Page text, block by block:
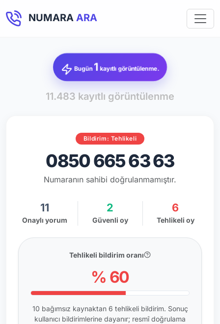
NUMARA ARA
Bugün1 kayıtlı görüntülenme.
11.483 kayıtlı görüntülenme
Bildirim: Tehlikeli
0850 665 63 63
Numaranın sahibi doğrulanmamıştır.
11
Onaylı yorum
2
Güvenli oy
6
Tehlikeli oy
Tehlikeli bildirim oranı
% 60
10 bağımsız kaynaktan 6 tehlikeli bildirim. Sonuç
kullanıcı bildirimlerine dayanır; resmî doğrulama